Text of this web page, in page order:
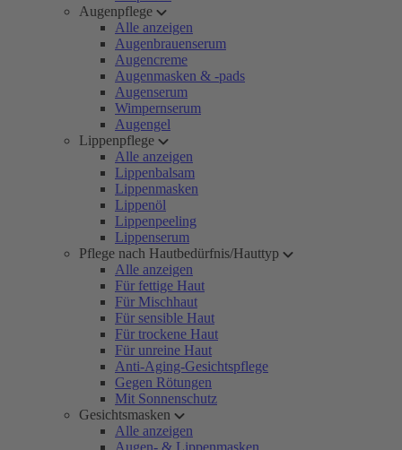
Augenpflege
Alle anzeigen
Augenbrauenserum
Augencreme
Augenmasken & -pads
Augenserum
Wimpernserum
Augengel
Lippenpflege
Alle anzeigen
Lippenbalsam
Lippenmasken
Lippenöl
Lippenpeeling
Lippenserum
Pflege nach Hautbedürfnis/Hauttyp
Alle anzeigen
Für fettige Haut
Für Mischhaut
Für sensible Haut
Für trockene Haut
Für unreine Haut
Anti-Aging-Gesichtspflege
Gegen Rötungen
Mit Sonnenschutz
Gesichtsmasken
Alle anzeigen
Augen- & Lippenmasken